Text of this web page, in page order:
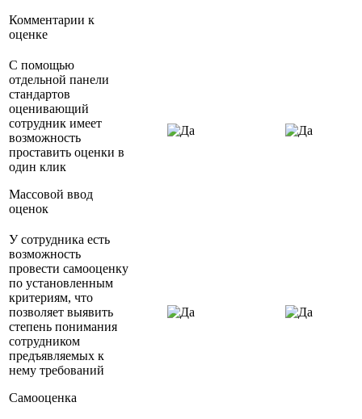
Комментарии к
оценке
С помощью
отдельной панели
стандартов
оценивающий
сотрудник имеет
возможность
проставить оценки в
один клик
Массовой ввод
оценок
У сотрудника есть
возможность
провести самооценку
по установленным
критериям, что
позволяет выявить
степень понимания
сотрудником
предъявляемых к
нему требований
Самооценка